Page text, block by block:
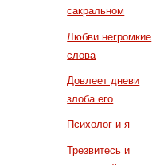
сакральном
Любви негромкие
слова
Довлеет дневи
злоба его
Психолог и я
Трезвитесь и